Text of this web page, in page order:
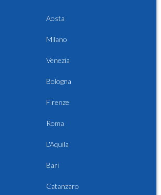
Aosta
Milano
Venezia
Bologna
Firenze
Roma
L'Aquila
Bari
Catanzaro